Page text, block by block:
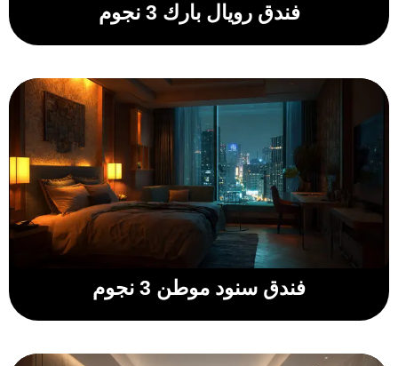
فندق رويال بارك 3 نجوم
فندق سنود موطن 3 نجوم